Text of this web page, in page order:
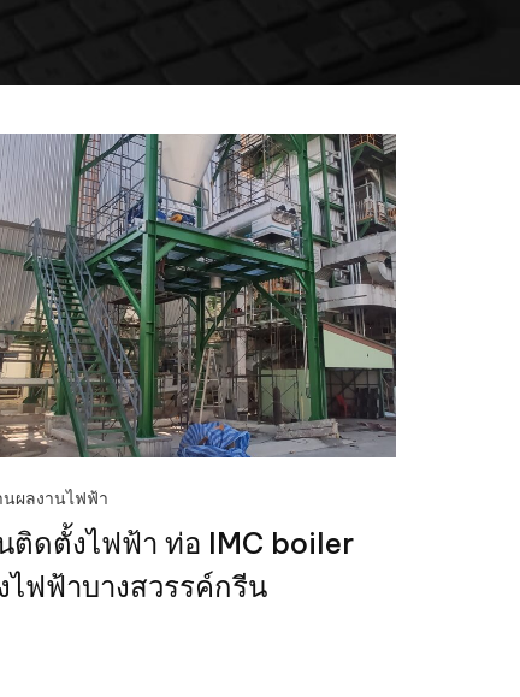
นผลงานไฟฟ้า
ติดตั้งไฟฟ้า ท่อ IMC boiler
ไฟฟ้าบางสวรรค์กรีน